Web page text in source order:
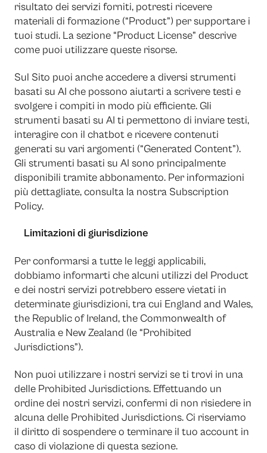
risultato dei servizi forniti, potresti ricevere
materiali di formazione (“Product”) per supportare i
tuoi studi. La sezione “Product License” descrive
come puoi utilizzare queste risorse.
Sul Sito puoi anche accedere a diversi strumenti
basati su AI che possono aiutarti a scrivere testi e
svolgere i compiti in modo più efficiente. Gli
strumenti basati su AI ti permettono di inviare testi,
interagire con il chatbot e ricevere contenuti
generati su vari argomenti (“Generated Content”).
Gli strumenti basati su AI sono principalmente
disponibili tramite abbonamento. Per informazioni
più dettagliate, consulta la nostra Subscription
Policy.
Limitazioni di giurisdizione
Per conformarsi a tutte le leggi applicabili,
dobbiamo informarti che alcuni utilizzi del Product
e dei nostri servizi potrebbero essere vietati in
determinate giurisdizioni, tra cui England and Wales,
the Republic of Ireland, the Commonwealth of
Australia e New Zealand (le “Prohibited
Jurisdictions”).
Non puoi utilizzare i nostri servizi se ti trovi in una
delle Prohibited Jurisdictions. Effettuando un
ordine dei nostri servizi, confermi di non risiedere in
alcuna delle Prohibited Jurisdictions. Ci riserviamo
il diritto di sospendere o terminare il tuo account in
caso di violazione di questa sezione.